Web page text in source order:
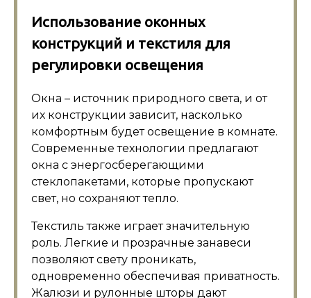
Использование оконных
конструкций и текстиля для
регулировки освещения
Окна – источник природного света, и от
их конструкции зависит, насколько
комфортным будет освещение в комнате.
Современные технологии предлагают
окна с энергосберегающими
стеклопакетами, которые пропускают
свет, но сохраняют тепло.
Текстиль также играет значительную
роль. Легкие и прозрачные занавеси
позволяют свету проникать,
одновременно обеспечивая приватность.
Жалюзи и рулонные шторы дают